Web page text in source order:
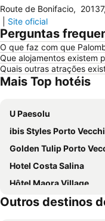
Route de Bonifacio, 20137
Site oficial
Perguntas
O que faz com que
Que alojamentos existem
Quais outras atrações
Mais Top hotéis
U Paesolu
ibis Styles Porto
Golden Tulip Porto
Hotel Costa Salina
Hôtel Maora Village
Casadelmar
Outros destinos